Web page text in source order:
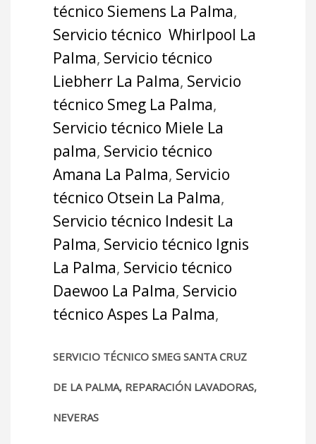
técnico Siemens La Palma,
Servicio técnico Whirlpool La
Palma, Servicio técnico
Liebherr La Palma, Servicio
técnico Smeg La Palma,
Servicio técnico Miele La
palma, Servicio técnico
Amana La Palma, Servicio
técnico Otsein La Palma,
Servicio técnico Indesit La
Palma, Servicio técnico Ignis
La Palma, Servicio técnico
Daewoo La Palma, Servicio
técnico Aspes La Palma,
SERVICIO TÉCNICO SMEG SANTA CRUZ
DE LA PALMA, REPARACIÓN LAVADORAS,
NEVERAS